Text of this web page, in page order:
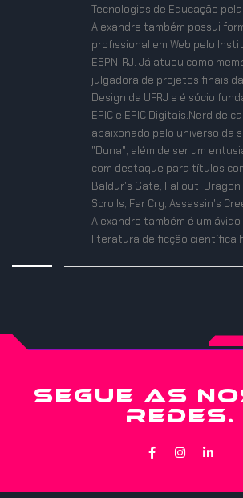
Tecnologias de Educação pela
Alexandre também possui
profissional em Web pelo
ESPN-RJ. Já atuou como
julgadora de projetos finais
Design da UFRJ e é sócio
EPIC e EPIC Digitais.Nerd de
apaixonado pelo universo da
"Duna", além de ser um
com destaque para títulos
Baldur's Gate, Fallout, Dragon
Scrolls, Far Cry, Assassin's
Alexandre também é um
literatura de ficção científica
SEGUE AS
REDES.